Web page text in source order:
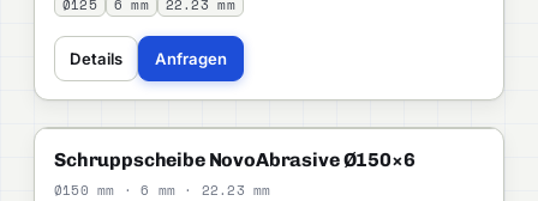
Ø125 6 mm 22.23 mm
Details Anfragen
PROFI NOVOABRASIVE
Schruppscheibe NovoAbrasive Ø150×6
Ø150 mm · 6 mm · 22.23 mm